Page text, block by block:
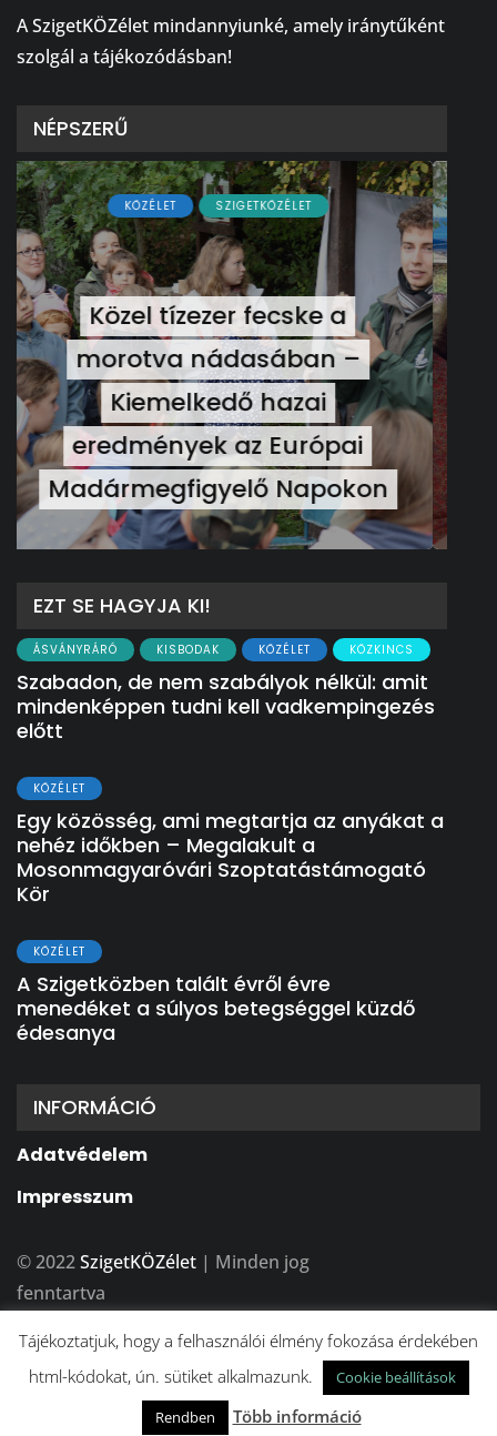
A SzigetKÖZélet mindannyiunké, amely iránytűként
szolgál a tájékozódásban!
NÉPSZERŰ
KÖZÉLET
Ferenc József és József
nádor ükunokája tért be
nemrégiben Kázmérra
EZT SE HAGYJA KI!
ÁSVÁNYRÁRÓ KISBODAK KÖZÉLET KÖZKINCS
Szabadon, de nem szabályok nélkül: amit
mindenképpen tudni kell vadkempingezés
előtt
KÖZÉLET
Egy közösség, ami megtartja az anyákat a
nehéz időkben – Megalakult a
Mosonmagyaróvári Szoptatástámogató
Kör
KÖZÉLET
A Szigetközben talált évről évre
menedéket a súlyos betegséggel küzdő
édesanya
INFORMÁCIÓ
Adatvédelem
Impresszum
© 2022SzigetKÖZélet | Minden jog
fenntartva
Tájékoztatjuk, hogy a felhasználói élmény fokozása érdekében
html-kódokat, ún. sütiket alkalmazunk.
Cookie beállítások
Rendben
Több információ